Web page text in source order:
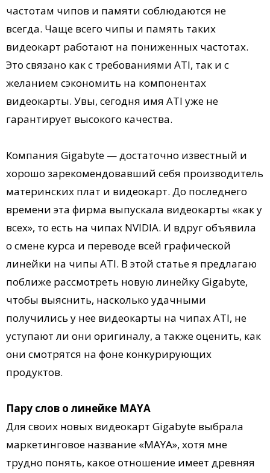
частотам чипов и памяти соблюдаются не
всегда. Чаще всего чипы и память таких
видеокарт работают на пониженных частотах.
Это связано как с требованиями ATI, так и с
желанием сэкономить на компонентах
видеокарты. Увы, сегодня имя ATI уже не
гарантирует высокого качества.
Компания Gigabyte — достаточно известный и
хорошо зарекомендовавший себя производитель
материнских плат и видеокарт. До последнего
времени эта фирма выпускала видеокарты «как у
всех», то есть на чипах NVIDIA. И вдруг объявила
о смене курса и переводе всей графической
линейки на чипы ATI. В этой статье я предлагаю
поближе рассмотреть новую линейку Gigabyte,
чтобы выяснить, насколько удачными
получились у нее видеокарты на чипах ATI, не
уступают ли они оригиналу, а также оценить, как
они смотрятся на фоне конкурирующих
продуктов.
Пару слов о линейке MAYA
Для своих новых видеокарт Gigabyte выбрала
маркетинговое название «MAYA», хотя мне
трудно понять, какое отношение имеет древняя